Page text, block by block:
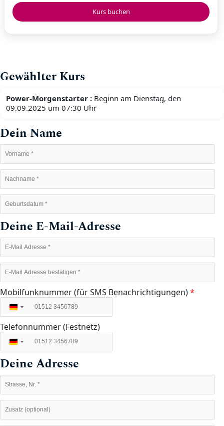
Kurs buchen
Gewählter Kurs
Power-Morgenstarter : Beginn am Dienstag, den
09.09.2025 um 07:30 Uhr
Dein Name
Deine E-Mail-Adresse
Mobilfunknummer (für SMS Benachrichtigungen)*
Deutschland
+49
Telefonnummer (Festnetz)
Deutschland
+49
Deine Adresse